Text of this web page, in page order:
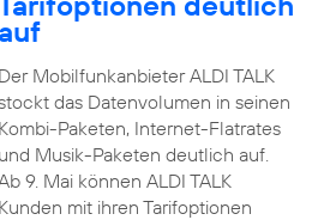
auf
Der Mobilfunkanbieter ALDI TALK
das Datenvolumen in seinen
Kombi-Paketen, Internet-Flatrates
und Musik-Paketen deutlich auf.
9. Mai können ALDI TALK
Kunden mit ihren Tarifoptionen